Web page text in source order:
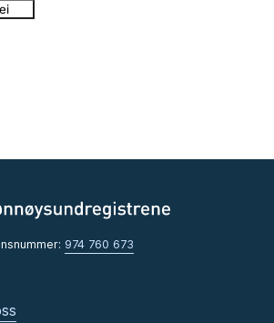
974 760 673